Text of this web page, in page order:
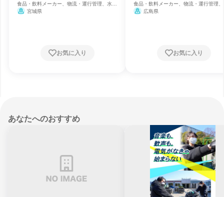
食品・飲料メーカー、物流・運行管理、水産
業
宮城県
お気に入り
食品・飲料メーカー、物流・運行管理
業
広島県
お気に入り
あなたへのおすすめ